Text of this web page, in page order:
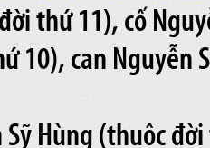
thứ 11), cố
10), can Nguyễn
Hùng (thuộc